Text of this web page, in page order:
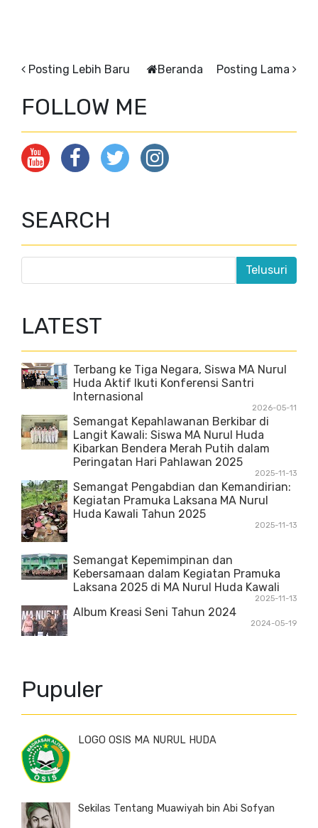
Posting Lebih Baru Posting Lama
Beranda
FOLLOW ME
SEARCH
LATEST
Terbang ke Tiga Negara, Siswa MA Nurul
Huda Aktif Ikuti Konferensi Santri
Internasional
2026-05-11
Semangat Kepahlawanan Berkibar di
Langit Kawali: Siswa MA Nurul Huda
Kibarkan Bendera Merah Putih dalam
Peringatan Hari Pahlawan 2025
2025-11-13
Semangat Pengabdian dan Kemandirian:
Kegiatan Pramuka Laksana MA Nurul
Huda Kawali Tahun 2025
2025-11-13
Semangat Kepemimpinan dan
Kebersamaan dalam Kegiatan Pramuka
Laksana 2025 di MA Nurul Huda Kawali
2025-11-13
Album Kreasi Seni Tahun 2024
2024-05-19
Pupuler
LOGO OSIS MA NURUL HUDA
Sekilas Tentang Muawiyah bin Abi Sofyan